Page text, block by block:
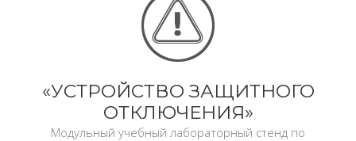
«УСТРОЙСТВО ЗАЩИТНОГО
ОТКЛЮЧЕНИЯ»
Модульный учебный лабораторный стенд по